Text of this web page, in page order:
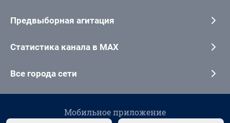
Предвыборная агитация
Статистика канала в MAX
Все города сети
Мобильное приложение